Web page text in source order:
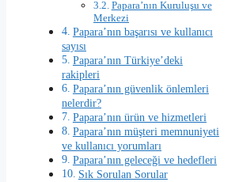
Papara’nın Kuruluşu ve
Merkezi
Papara’nın başarısı ve kullanıcı
sayısı
Papara’nın Türkiye’deki
rakipleri
Papara’nın güvenlik önlemleri
nelerdir?
Papara’nın ürün ve hizmetleri
Papara’nın müşteri memnuniyeti
ve kullanıcı yorumları
Papara’nın geleceği ve hedefleri
Sık Sorulan Sorular